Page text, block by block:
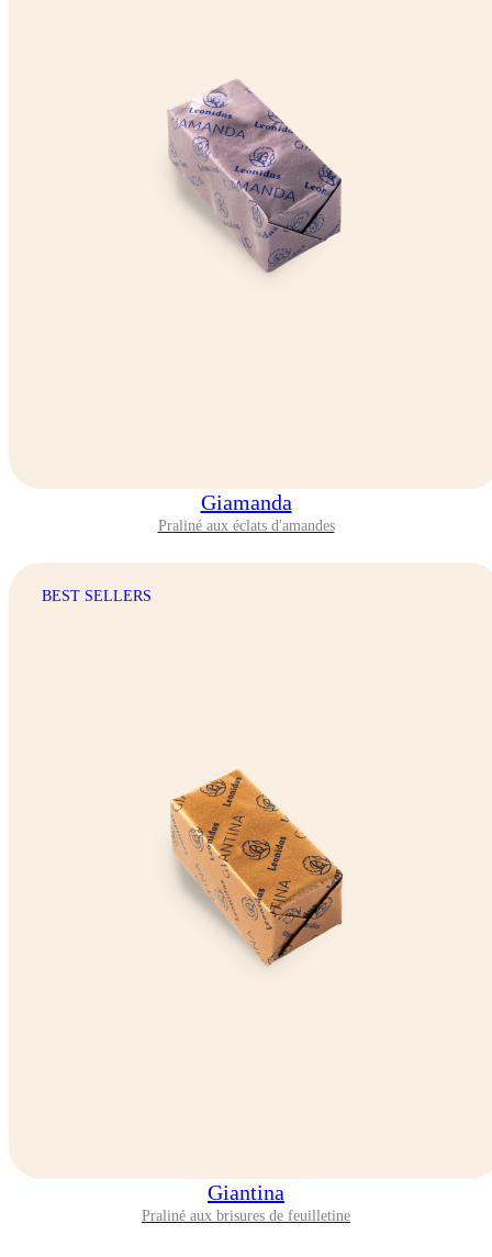
Giamanda
Praliné aux éclats d'amandes
BEST SELLERS
Giantina
Praliné aux brisures de feuilletine